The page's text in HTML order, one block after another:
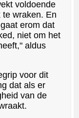
voldoende
wraken. En
erom dat
niet om het
aldus
voor dit
dat als er
van de